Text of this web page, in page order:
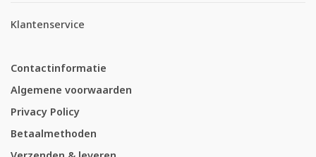
Klantenservice
Contactinformatie
Algemene voorwaarden
Privacy Policy
Betaalmethoden